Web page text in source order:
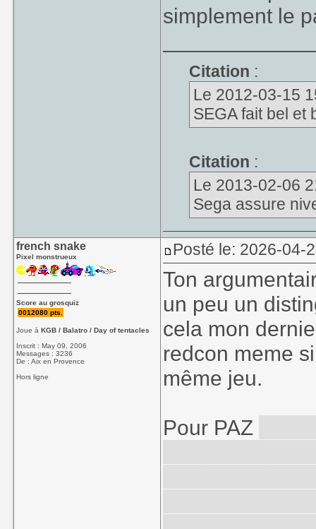
simplement le
Citation :
Le 2012-03-15
SEGA fait bel et
Citation :
Le 2013-02-06
Sega assure
french snake
Pixel monstrueux
Score au grosquiz
0012080 pts.
Joue àKGB / Balatro / Day of tentacles
Inscrit : May 09, 2006
Messages : 3236
De : Aix en Provence
Hors ligne
Posté le: 2026-04-
Ton
un peu un
cela mon
redcon meme
même jeu.
Pour PAZ